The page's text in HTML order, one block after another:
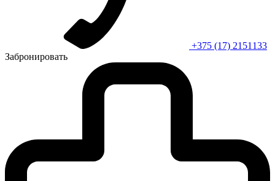
+375 (17) 2151133
Забронировать